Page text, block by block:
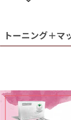
フィロルガ注射
トーニング＋マ